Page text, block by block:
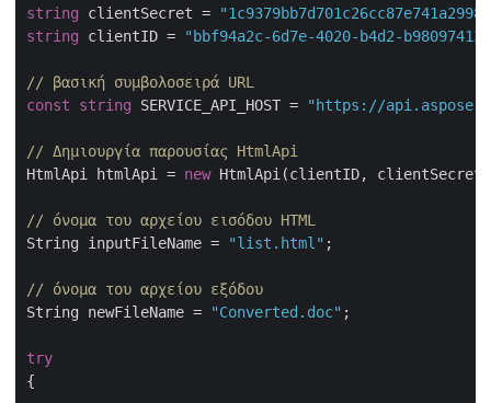
string clientSecret =
string clientID = "bbf94a2c-6d7e-4020-b4d2-
// βασική συμβολοσειρά URL
const
string SERVICE_API_HOST = "https://
// Δημιουργία παρουσίας HtmlApi
HtmlApi htmlApi = new HtmlApi(clientID,
// όνομα του αρχείου εισόδου HTML
String inputFileName =
"list.html" ;
// όνομα του αρχείου εξόδου
String newFileName =
"Converted.doc" ;
try
{